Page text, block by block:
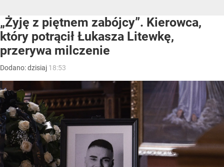
„Żyję z piętnem zabójcy”. Kierowca,
który potrącił Łukasza Litewkę,
przerywa milczenie
Dodano:dzisiaj 18:53